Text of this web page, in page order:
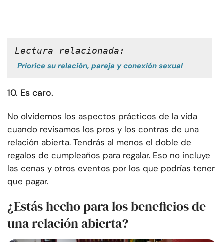
Lectura relacionada:
Priorice su relación, pareja y conexión sexual
10. Es caro.
No olvidemos los aspectos prácticos de la vida
cuando revisamos los pros y los contras de una
relación abierta. Tendrás al menos el doble de
regalos de cumpleaños para regalar. Eso no incluye
las cenas y otros eventos por los que podrías tener
que pagar.
¿Estás hecho para los beneficios de
una relación abierta?